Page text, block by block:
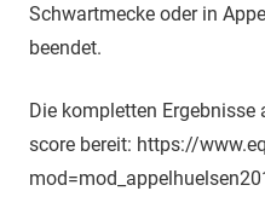
Schwartmecke oder in
beendet.
Die kompletten
score bereit: https://